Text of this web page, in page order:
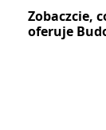
Zobaczcie,
oferuje